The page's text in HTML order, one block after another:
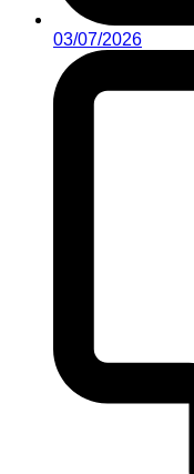
03/07/2026